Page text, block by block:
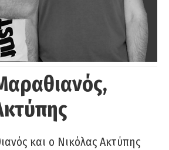
και ο Νικόλας Ακτύπης